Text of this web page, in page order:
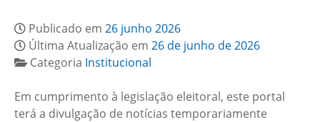
Publicado em 26 junho 2026
Última Atualização em 26 de junho de 2026
Categoria Institucional
Em cumprimento à legislação eleitoral, este portal
terá a divulgação de notícias temporariamente